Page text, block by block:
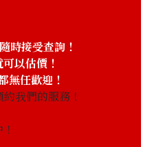
時接受查詢！
以估價！
無任歡迎！
我們的服務！